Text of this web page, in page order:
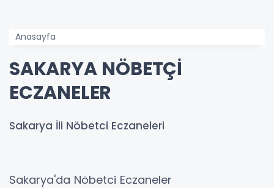
Anasayfa
SAKARYA NÖBETÇİ
ECZANELER
Sakarya İli Nöbetci Eczaneleri
Sakarya'da Nöbetci Eczaneler